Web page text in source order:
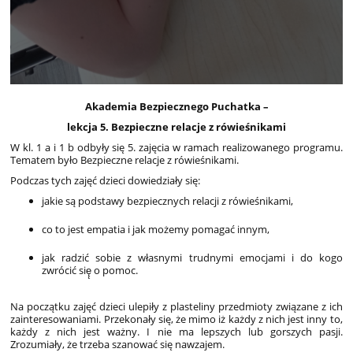
Akademia Bezpiecznego Puchatka –
lekcja 5. Bezpieczne relacje z rówieśnikami
W kl. 1 a i 1 b odbyły się 5. zajęcia w ramach realizowanego programu.
Tematem było Bezpieczne relacje z rówieśnikami.
Podczas tych zajęć dzieci dowiedziały się:
jakie są podstawy bezpiecznych relacji z rówieśnikami,
co to jest empatia i jak możemy pomagać innym,
jak radzić sobie z własnymi trudnymi emocjami i do kogo
zwrócić się̨ o pomoc.
Na początku zajęć dzieci ulepiły z plasteliny przedmioty związane z ich
zainteresowaniami. Przekonały się, że mimo iż każdy z nich jest inny to,
każdy z nich jest ważny. I nie ma lepszych lub gorszych pasji.
Zrozumiały, że trzeba szanować się nawzajem.